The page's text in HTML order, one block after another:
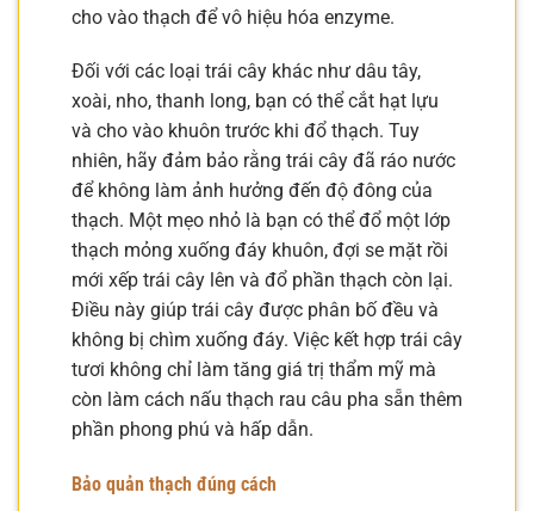
cho vào thạch để vô hiệu hóa enzyme.
Đối với các loại trái cây khác như dâu tây,
xoài, nho, thanh long, bạn có thể cắt hạt lựu
và cho vào khuôn trước khi đổ thạch. Tuy
nhiên, hãy đảm bảo rằng trái cây đã ráo nước
để không làm ảnh hưởng đến độ đông của
thạch. Một mẹo nhỏ là bạn có thể đổ một lớp
thạch mỏng xuống đáy khuôn, đợi se mặt rồi
mới xếp trái cây lên và đổ phần thạch còn lại.
Điều này giúp trái cây được phân bố đều và
không bị chìm xuống đáy. Việc kết hợp trái cây
tươi không chỉ làm tăng giá trị thẩm mỹ mà
còn làm cách nấu thạch rau câu pha sẵn thêm
phần phong phú và hấp dẫn.
Bảo quản thạch đúng cách